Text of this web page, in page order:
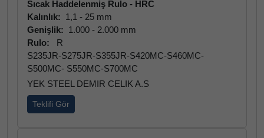
Sıcak Haddelenmiş Rulo - HRC
Kalınlık: 1,1 - 25 mm
Genişlik: 1.000 - 2.000 mm
Rulo:
R
S235JR-S275JR-S355JR-S420MC-S460MC-
S500MC- S550MC-S700MC
YEK STEEL DEMIR CELIK A.S
Teklifi Gör